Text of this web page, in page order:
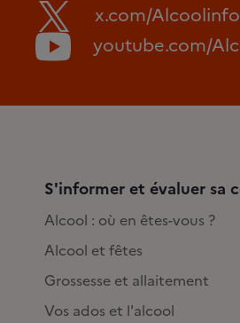
x.com/Alcoolinfo
youtube.com/
S'informer et évaluer sa
Alcool : où en êtes-vous ?
Alcool et fêtes
Grossesse et allaitement
Vos ados et l'alcool